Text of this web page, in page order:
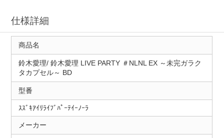
仕様詳細
商品名
鈴木愛理/ 鈴木愛理 LIVE PARTY ＃NLNL EX ～未完ガラク
タカプセル～ BD
型番
ｽｽﾞｷｱｲﾘﾗｲﾌﾞﾊﾟｰﾃｲｰﾉｰﾗ
メーカー